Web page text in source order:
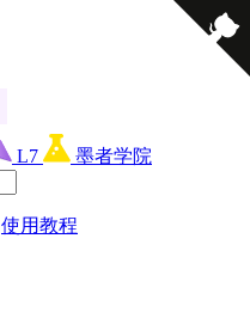
L7 墨者学院
使用教程